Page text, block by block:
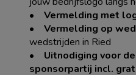
• Vermelding met
• Vermelding op
wedstrijden in Ried
• Uitnodiging voor
sponsorpartij incl.